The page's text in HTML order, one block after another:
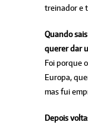
treinador e
Quando
querer dar
Foi porque
Europa,
mas fui
Depois